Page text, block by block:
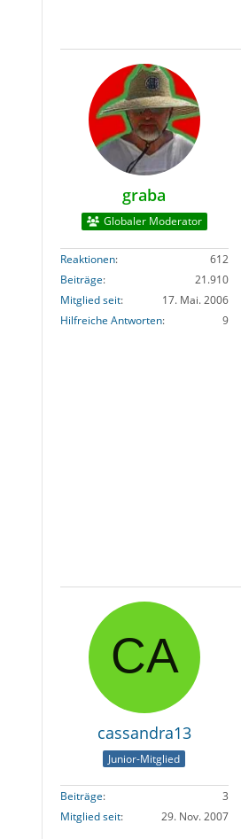
graba
Globaler Moderator
Reaktionen
612
Beiträge
21.910
Mitglied seit
17. Mai. 2006
Hilfreiche Antworten
9
cassandra13
Junior-Mitglied
Beiträge
3
Mitglied seit
29. Nov. 2007